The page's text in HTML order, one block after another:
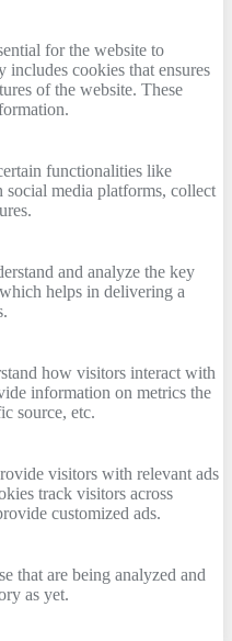
for the website to
cookies that ensures
of the website. These
functionalities like
social media platforms, collect
and analyze the key
helps in delivering a
how visitors interact with
information on metrics the
source, etc.
visitors with relevant ads
track visitors across
customized ads.
that are being analyzed and
as yet.